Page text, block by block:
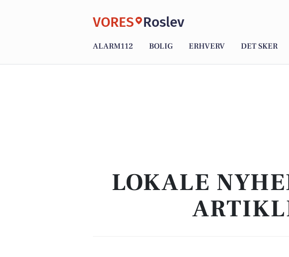
VORES Roslev
ALARM112 BOLIG ERHVERV DET SKER
LOKALE